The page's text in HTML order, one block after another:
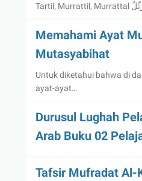
Memahami Ayat
Mutasyabihat
Untuk diketahui bahwa di
ayat-ayat…
Durusul Lughah
Arab Buku 02
Tafsir Mufradat Al-